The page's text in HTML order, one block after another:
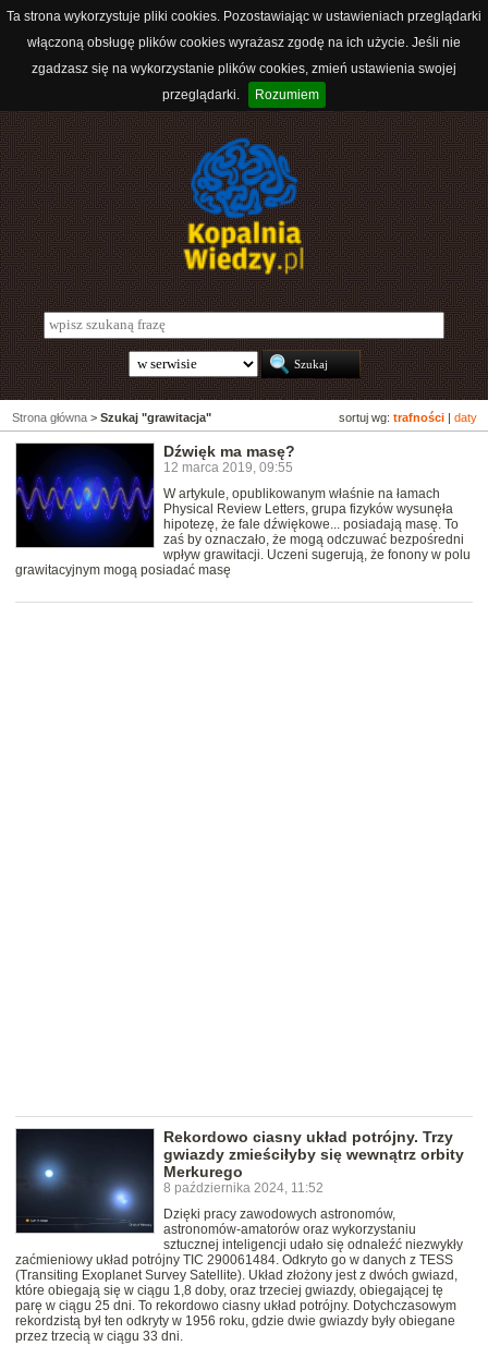
Ta strona wykorzystuje pliki cookies. Pozostawiając w ustawieniach przeglądarki
włączoną obsługę plików cookies wyrażasz zgodę na ich użycie. Jeśli nie
zgadzasz się na wykorzystanie plików cookies, zmień ustawienia swojej
przeglądarki.
Rozumiem
sortuj wg: trafności daty
Strona główna > Szukaj "grawitacja"
Dźwięk ma masę?
12 marca 2019, 09:55
W artykule, opublikowanym właśnie na łamach
Physical Review Letters, grupa fizyków wysunęła
hipotezę, że fale dźwiękowe... posiadają masę. To
zaś by oznaczało, że mogą odczuwać bezpośredni
wpływ grawitacji. Uczeni sugerują, że fonony w polu
grawitacyjnym mogą posiadać masę
Rekordowo ciasny układ potrójny. Trzy
gwiazdy zmieściłyby się wewnątrz orbity
Merkurego
8 października 2024, 11:52
Dzięki pracy zawodowych astronomów,
astronomów-amatorów oraz wykorzystaniu
sztucznej inteligencji udało się odnaleźć niezwykły
zaćmieniowy układ potrójny TIC 290061484. Odkryto go w danych z TESS
(Transiting Exoplanet Survey Satellite). Układ złożony jest z dwóch gwiazd,
które obiegają się w ciągu 1,8 doby, oraz trzeciej gwiazdy, obiegającej tę
parę w ciągu 25 dni. To rekordowo ciasny układ potrójny. Dotychczasowym
rekordzistą był ten odkryty w 1956 roku, gdzie dwie gwiazdy były obiegane
przez trzecią w ciągu 33 dni.